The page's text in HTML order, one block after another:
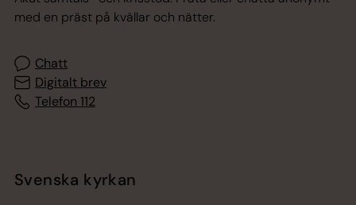
med en präst på kvällar och nätter.
Chatt
Digitalt brev
Telefon 112
Svenska kyrkan